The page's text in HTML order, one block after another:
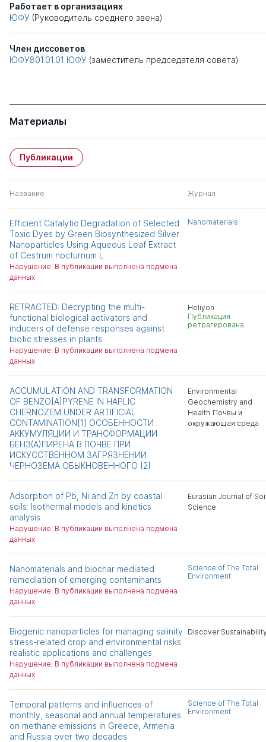
Работает в организациях
ЮФУ (Руководитель среднего звена)
Член диссоветов
ЮФУ801.01.01 ЮФУ (заместитель председателя совета)
Материалы
Публикации
Название Журнал
Efficient Catalytic Degradation of Selected
Toxic Dyes by Green Biosynthesized Silver
Nanoparticles Using Aqueous Leaf Extract
of Cestrum nocturnum L.
Нарушение: В публикации выполнена подмена
данных
Nanomaterials
RETRACTED: Decrypting the multi-
functional biological activators and
inducers of defense responses against
biotic stresses in plants
Нарушение: В публикации выполнена подмена
данных
Heliyon
Публикация
ретрагирована
ACCUMULATION AND TRANSFORMATION
OF BENZO[A]PYRENE IN HAPLIC
CHERNOZEM UNDER ARTIFICIAL
CONTAMINATION[1] ОСОБЕННОСТИ
АККУМУЛЯЦИИ И ТРАНСФОРМАЦИИ
БЕНЗ(А)ПИРЕНА В ПОЧВЕ ПРИ
ИСКУССТВЕННОМ ЗАГРЯЗНЕНИИ
ЧЕРНОЗЕМА ОБЫКНОВЕННОГО [2]
Environmental
Geochemistry and
Health Почвы и
окружающая среда
Adsorption of Pb, Ni and Zn by coastal
soils: Isothermal models and kinetics
analysis
Нарушение: В публикации выполнена подмена
данных
Eurasian Journal of
Science
Nanomaterials and biochar mediated
remediation of emerging contaminants
Нарушение: В публикации выполнена подмена
данных
Science of The Total
Environment
Biogenic nanoparticles for managing salinity
stress-related crop and environmental risks:
realistic applications and challenges
Нарушение: В публикации выполнена подмена
данных
Discover
Temporal patterns and influences of
monthly, seasonal and annual temperatures
on methane emissions in Greece, Armenia
and Russia over two decades
Science of The Total
Environment